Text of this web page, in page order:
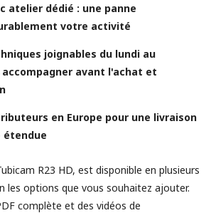
atelier dédié : une panne
votre activité
joignables du lundi au
avant l'achat et
en Europe pour une livraison
étendue
R23 HD, est disponible en plusieurs
les options que vous souhaitez ajouter.
complète et des vidéos de